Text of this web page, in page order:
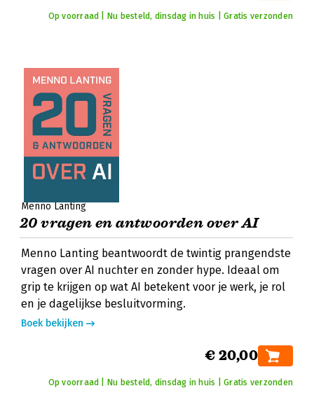
Op voorraad | Nu besteld, dinsdag in huis | Gratis verzonden
Menno Lanting
20 vragen en antwoorden over AI
Menno Lanting beantwoordt de twintig prangendste
vragen over AI nuchter en zonder hype. Ideaal om
grip te krijgen op wat AI betekent voor je werk, je rol
en je dagelijkse besluitvorming.
Boek bekijken
€ 20,00
Op voorraad | Nu besteld, dinsdag in huis | Gratis verzonden